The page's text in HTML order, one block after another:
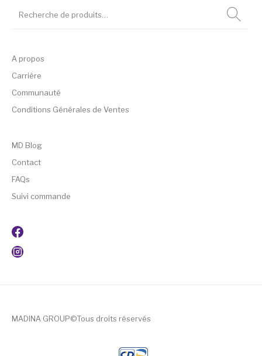
A propos
Carrière
Communauté
Conditions Générales de Ventes
MD Blog
Contact
FAQs
Suivi commande
MADINA GROUP©Tous droits réservés